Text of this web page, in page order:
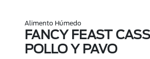
Alimento Húmedo
FANCY FEAST
POLLO Y PAVO